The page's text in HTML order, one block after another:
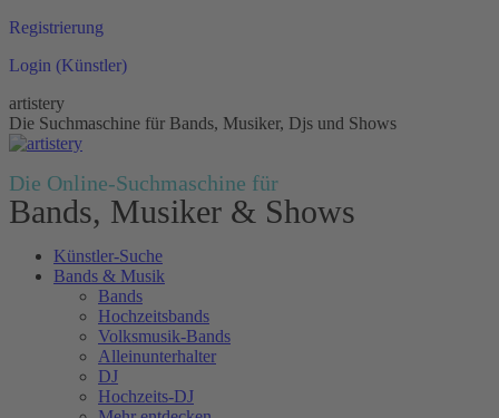
Zum
springen
Registrierung
Login (Künstler)
artistery
Die Suchmaschine für Bands, Musiker, Djs und Shows
Die Online-Suchmaschine für
Bands, Musiker & Shows
Künstler-Suche
Bands & Musik
Bands
Hochzeitsbands
Volksmusik-Bands
Alleinunterhalter
DJ
Hochzeits-DJ